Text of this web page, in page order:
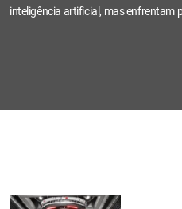
inteligência artificial, mas enfrentam